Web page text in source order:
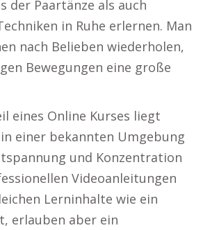
der Paartänze als auch
in Ruhe erlernen. Man
nach Belieben wiederholen,
Bewegungen eine große
eines Online Kurses liegt
einer bekannten Umgebung
und Konzentration
Videoanleitungen
Lerninhalte wie ein
erlauben aber ein